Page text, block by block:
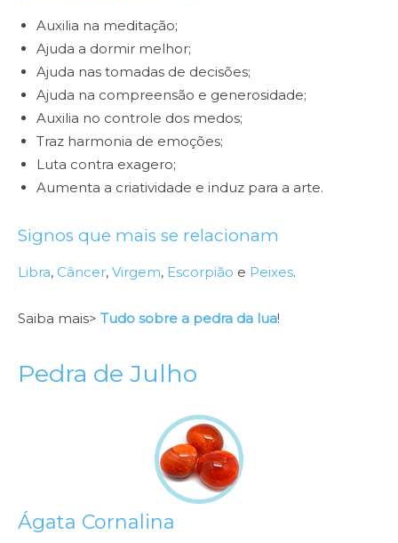
Auxilia na meditação;
Ajuda a dormir melhor;
Ajuda nas tomadas de decisões;
Ajuda na compreensão e generosidade;
Auxilia no controle dos medos;
Traz harmonia de emoções;
Luta contra exagero;
Aumenta a criatividade e induz para a arte.
Signos que mais se relacionam
Libra, Câncer, Virgem, Escorpião e Peixes.
Saiba mais> Tudo sobre a pedra da lua!
Pedra de Julho
Ágata Cornalina